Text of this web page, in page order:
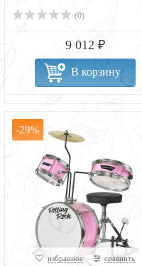
(0)
9 012 ₽
В корзину
-29%
избранное сравнить